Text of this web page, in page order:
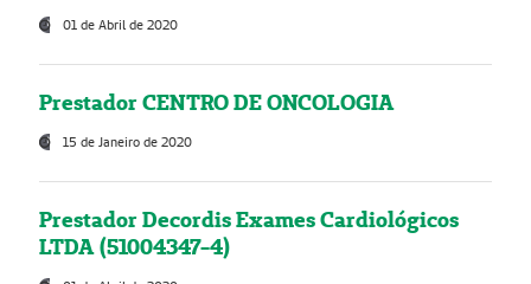
01 de Abril de 2020
Prestador CENTRO DE ONCOLOGIA
15 de Janeiro de 2020
Prestador Decordis Exames Cardiológicos
LTDA (51004347-4)